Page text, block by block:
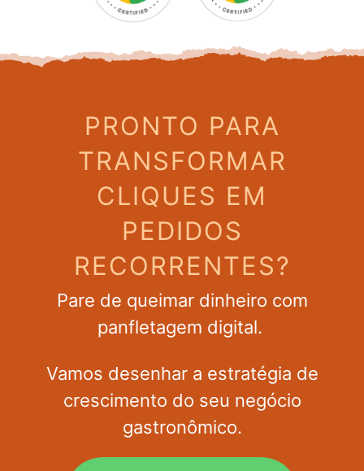
PRONTO PARA
TRANSFORMAR
CLIQUES EM
PEDIDOS
RECORRENTES?
Pare de queimar dinheiro com
panfletagem digital.
Vamos desenhar a estratégia de
crescimento do seu negócio
gastronômico.